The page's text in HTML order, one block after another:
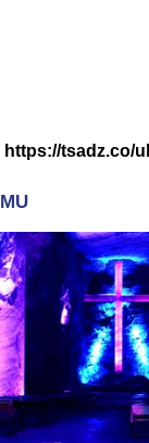
https://tsadz.co/